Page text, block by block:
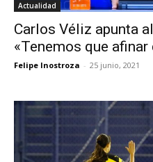
Actualidad
Carlos Véliz apunta
«Tenemos que
Felipe Inostroza - 25 junio, 2021